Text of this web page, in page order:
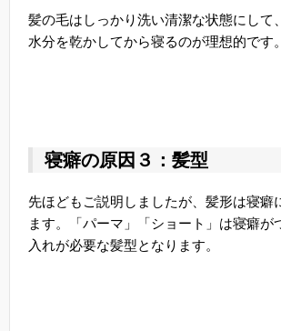
髪の毛はしっかり洗い清潔な状態にして
水分を乾かしてから寝るのが理想的です。
寝癖の原因３：髪型
先ほどもご説明しましたが、髪形は寝癖
ます。「パーマ」「ショート」は寝癖が
入れが必要な髪型となります。